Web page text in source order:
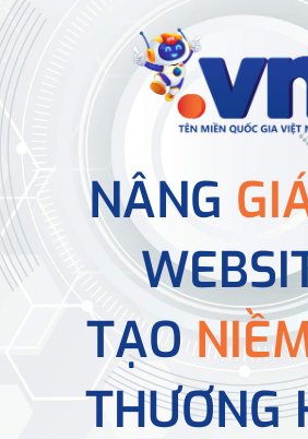
NÂNG
TẠO
THƯƠNG